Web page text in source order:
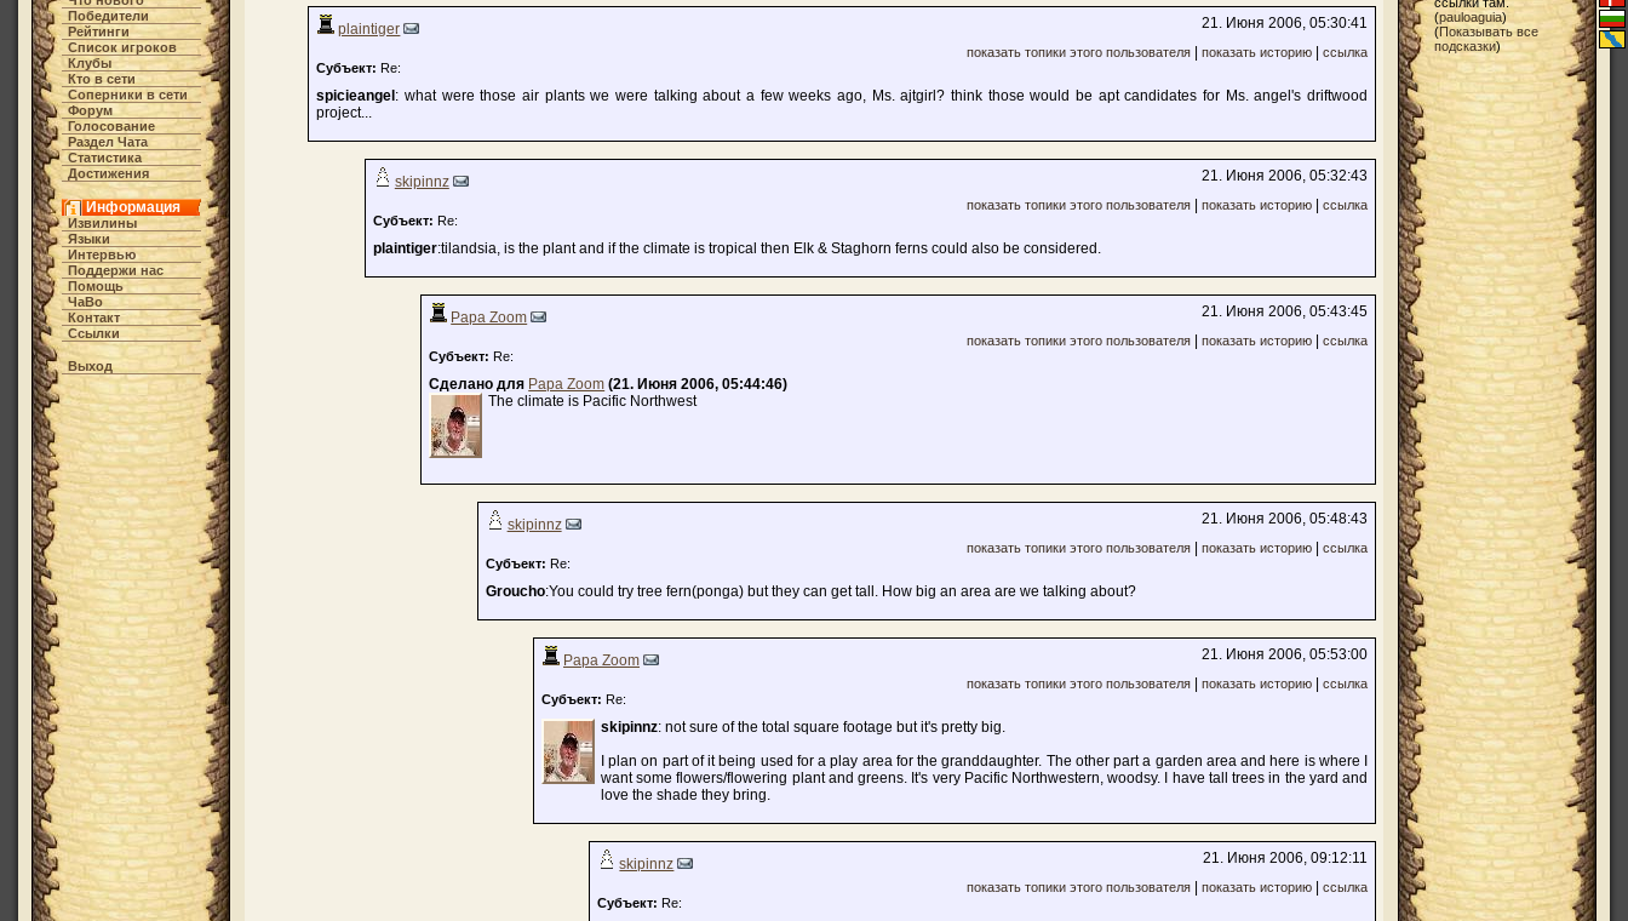
Победители
Рейтинги
Список игроков
Клубы
Кто в cети
Соперники в сети
Форум
Голосование
Раздел Чата
Статистика
Достижения
Информация
Извилины
Языки
Интервью
Поддержи нас
Помощь
ЧаВо
Контакт
Ссылки
Выход
21. Июня 2006, 05:30:41
plaintiger
показать топики этого пользователя показать историю
ссылка
Субъект: Re:
spicieangel : what were those air plants we were talking about a few weeks ago, Ms. ajtgirl? think those would be apt candidates for Ms. angel's driftwood
project...
21. Июня 2006, 05:32:43
skipinnz
показать топики этого пользователя показать историю
ссылка
Субъект: Re:
plaintiger:tilandsia, is the plant and if the climate is tropical then Elk & Staghorn ferns could also be considered.
21. Июня 2006, 05:43:45
Papa Zoom
показать топики этого пользователя показать историю
ссылка
Субъект: Re:
Сделано для Papa Zoom (21. Июня 2006, 05:44:46)
The climate is Pacific Northwest
21. Июня 2006, 05:48:43
skipinnz
показать топики этого пользователя показать историю
ссылка
Субъект: Re:
Groucho:You could try tree fern(ponga) but they can get tall. How big an area are we talking about?
21. Июня 2006, 05:53:00
Papa Zoom
показать топики этого пользователя показать историю
ссылка
Субъект: Re:
skipinnz: not sure of the total square footage but it's pretty big.
I plan on part of it being used for a play area for the granddaughter. The other part a garden area and here is where I
want some flowers/flowering plant and greens. It's very Pacific Northwestern, woodsy. I have tall trees in the yard and
love the shade they bring.
21. Июня 2006, 09:12:11
skipinnz
показать топики этого пользователя показать историю
ссылка
Субъект: Re:
(pauloaguia)
(Показывать все
подсказки)